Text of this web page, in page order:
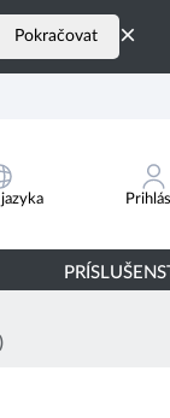
Pokračovat ×